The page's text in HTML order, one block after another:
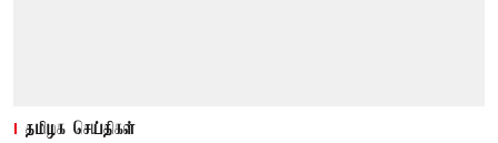
தமிழக செய்திகள்